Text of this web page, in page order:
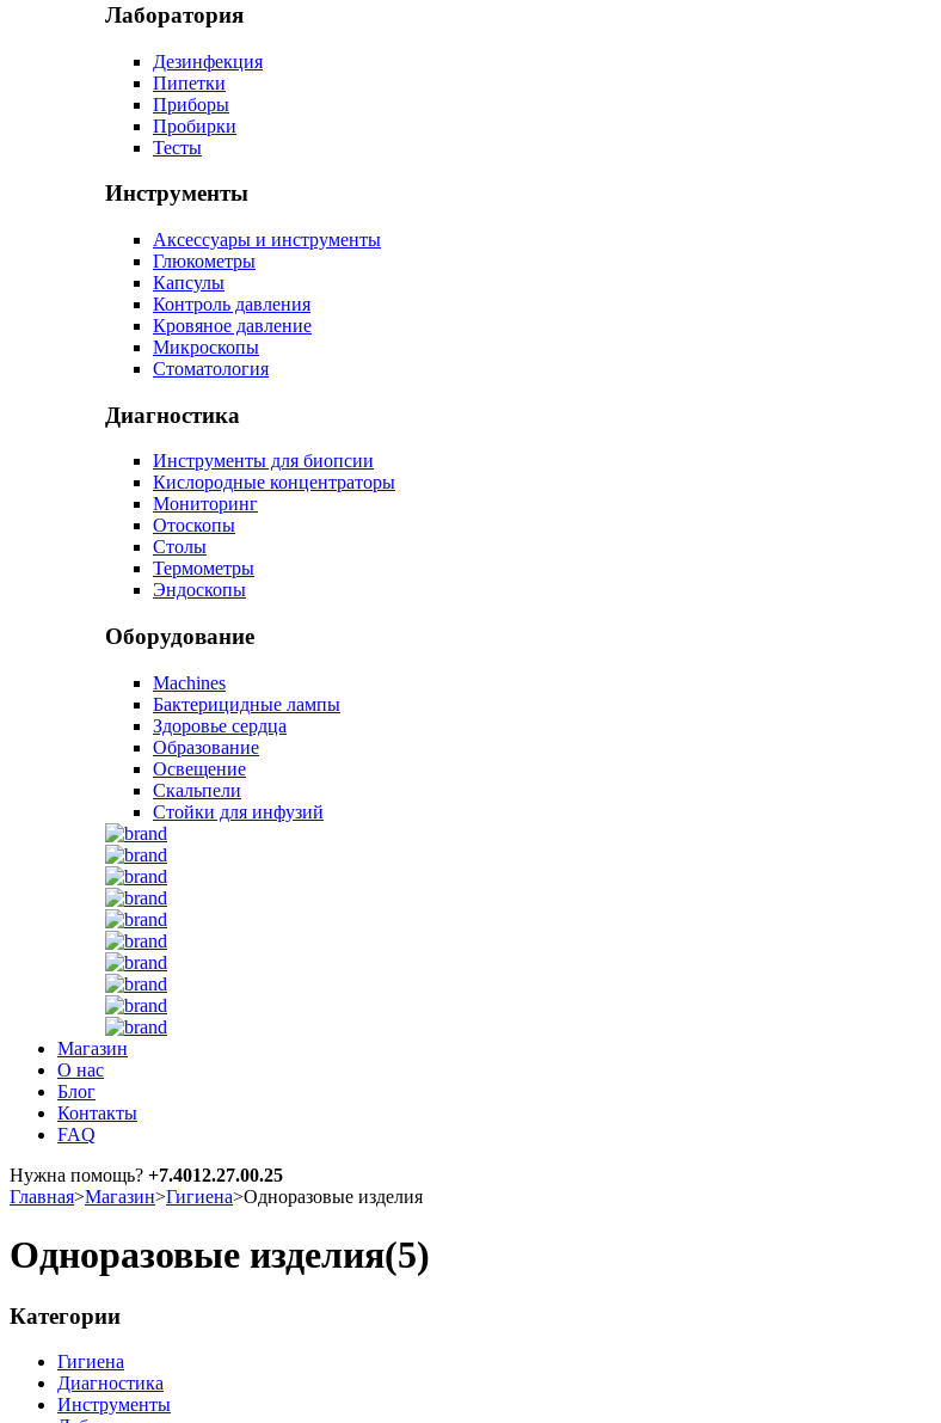
Лаборатория
Дезинфекция
Пипетки
Приборы
Пробирки
Тесты
Инструменты
Аксессуары и инструменты
Глюкометры
Капсулы
Контроль давления
Кровяное давление
Микроскопы
Стоматология
Диагностика
Инструменты для биопсии
Кислородные концентраторы
Мониторинг
Отоскопы
Столы
Термометры
Эндоскопы
Оборудование
Machines
Бактерицидные лампы
Здоровье сердца
Образование
Освещение
Скальпели
Стойки для инфузий
Магазин
О нас
Блог
Контакты
FAQ
Нужна помощь? +7.4012.27.00.25
Главная>Магазин>Гигиена>Одноразовые изделия
Одноразовые изделия(5)
Категории
Гигиена
Диагностика
Инструменты